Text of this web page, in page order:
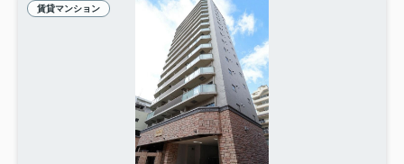
賃貸マンション